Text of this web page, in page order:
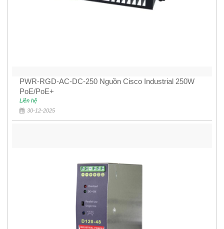
PWR-RGD-AC-DC-250 Nguồn Cisco Industrial 250W
PoE/PoE+
Liên hệ
30-12-2025